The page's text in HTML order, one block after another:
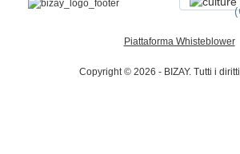
Piattaforma Whisteblower
Copyright © 2026 - BIZAY. Tutti i